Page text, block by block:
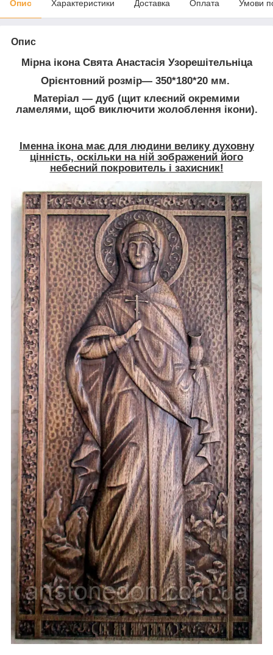
Опис Характеристики Доставка Оплата Умови
Опис
Мірна ікона Свята Анастасія Узорешітельніца
Орієнтовний розмір― 350*180*20 мм.
Матеріал ― дуб (щит клеєний окремими
ламелями, щоб виключити жолоблення ікони).
Іменна іконамає для людини велику духовну
цінність, оскільки на ній зображений його
небесний покровитель і захисник!